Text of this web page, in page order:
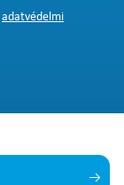
adatvédelmi